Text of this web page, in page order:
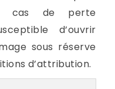
cas de perte
d’ouvrir
sous réserve
d’attribution.